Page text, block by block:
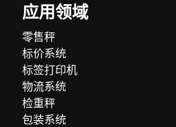
应用领域
零售秤
标价系统
标签打印机
物流系统
检重秤
包装系统